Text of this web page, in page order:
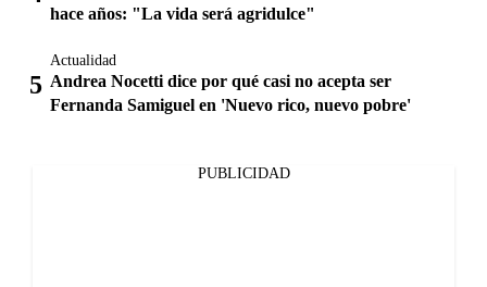
hace años: "La vida será agridulce"
Actualidad
Andrea Nocetti dice por qué casi no acepta ser
Fernanda Samiguel en 'Nuevo rico, nuevo pobre'
PUBLICIDAD